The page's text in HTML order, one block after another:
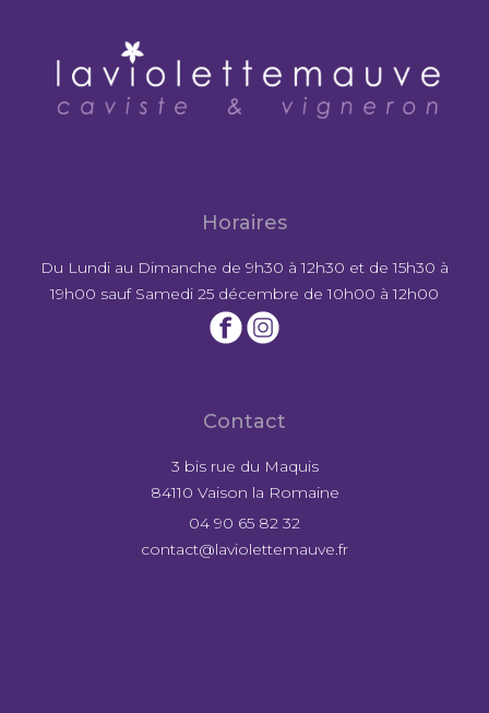
Horaires
Du Lundi au Dimanche de 9h30 à 12h30 et de 15h30 à
19h00 sauf Samedi 25 décembre de 10h00 à 12h00
Contact
3 bis rue du Maquis
84110 Vaison la Romaine
04 90 65 82 32
contact@laviolettemauve.fr